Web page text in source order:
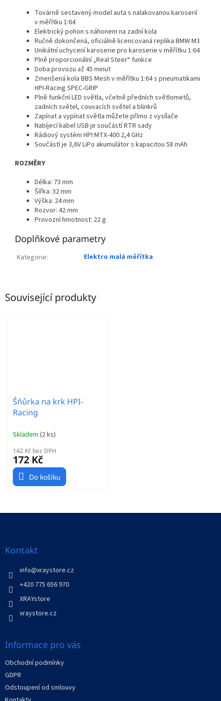
Související produkty
Šňůrka na krk HPI-
Racing
Skladem (2 ks)
142 Kč bez DPH
172 Kč
Do košíku
Továrně sestavený model auta s nalakovanou karoserií
v měřítku 1:64
Elektrický pohon s náhonem na zadní kola
Ručně dokončená, oficiálně licencovaná replika BMW M3
Unikátní uchycení karoserie pro karoserie v měřítku 1:64
Plně proporcionální „Real Steer“ funkce
Doba provozu až 45 minut
Zmenšená kola BBS Mesh v měřítku 1:64 s pneumatikami
HPI-Racing SPEC-GRIP
Plně funkční LED světla, včetně předních světlometů,
zadních světel, couvacích světel a blinkrů
Zapínat a vypínat světla můžete přímo z vysílače
Nabíjecí kabel USB je součástí RTR sady
Rádiový systém HPI MTX-400 2,4 GHz
Součástí je 3,6V LiPo akumulátor s kapacitou 58 mAh
ROZMĚRY
Délka: 73 mm
Šířka: 32 mm
Výška: 24 mm
Rozvor: 42 mm
Provozní hmotnost: 22 g
Doplňkové parametry
Kategorie: Elektro malá měřítka
Z
Kontakt
info@xraystore.cz
+420 775 656 970
XRAYstore
xraystore.cz
Informace pro vás
Obchodní podmínky
GDPR
Odstoupení od smlouvy